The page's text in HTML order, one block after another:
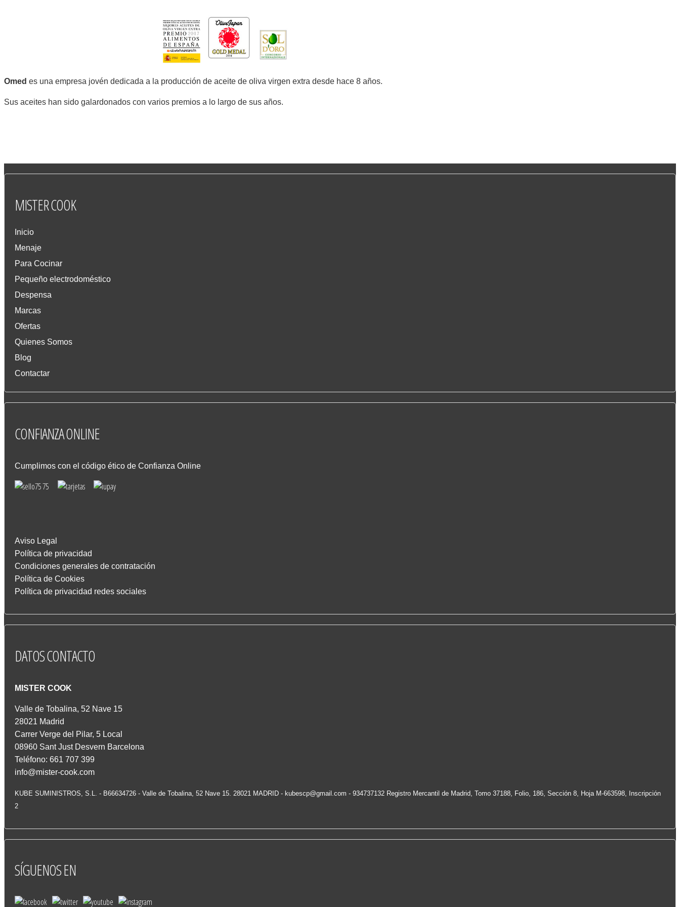
Omed es una empresa jovén dedicada a la producción de aceite de oliva virgen extra desde hace 8 años.
Sus aceites han sido galardonados con varios premios a lo largo de sus años.
MISTERCOOK
Inicio
Menaje
Para Cocinar
Pequeño electrodoméstico
Despensa
Marcas
Ofertas
Quienes Somos
Blog
Contactar
CONFIANZAONLINE
Cumplimos con el código ético de Confianza Online
Aviso Legal
Política de privacidad
Condiciones generales de contratación
Política de Cookies
Política de privacidad redes sociales
DATOSCONTACTO
MISTER COOK
Valle de Tobalina, 52 Nave 15
28021 Madrid
Carrer Verge del Pilar, 5 Local
08960 Sant Just Desvern Barcelona
Teléfono: 661 707 399
info@mister-cook.com
KUBE SUMINISTROS, S.L. - B66634726 - Valle de Tobalina, 52 Nave 15. 28021 MADRID - kubescp@gmail.com - 934737132 Registro Mercantil de Madrid, Tomo 37188, Folio, 186, Sección 8, Hoja M-663598, Inscripción
2
SÍGUENOSEN